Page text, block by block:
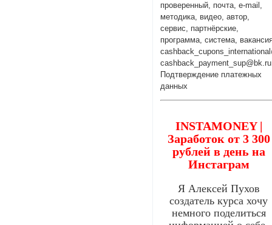
проверенный, почта, e-mail,
методика, видео, автор,
сервис, партнёрские,
программа, система,
Подтверждение платежных
данных
INSTAMONEY |
Заработок от 3 300
рублей в день на
Инстаграм
Я Алексей Пухов
создатель курса хочу
немного поделиться